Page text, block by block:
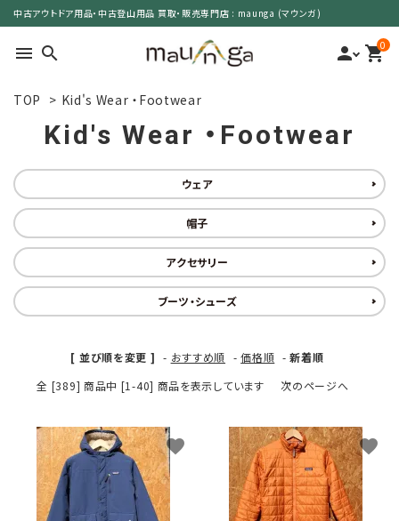
中古アウトドア用品・中古登山用品 買取・販売専門店 : maunga (マウンガ)
menu search person 0
shopping_cart
カテゴリーで選ぶ
サイズで選ぶ
価格で選ぶ
店舗情報
POLICY
TOP > Kid's Wear ・Footwear
Kid's Wear ・Footwear
ウェア
帽子
アクセサリー
ブーツ・シューズ
[ 並び順を変更 ] - おすすめ順 -価格順 -新着順
全 [389] 商品中 [1-40] 商品を表示しています
次のページへ
favorite favorite